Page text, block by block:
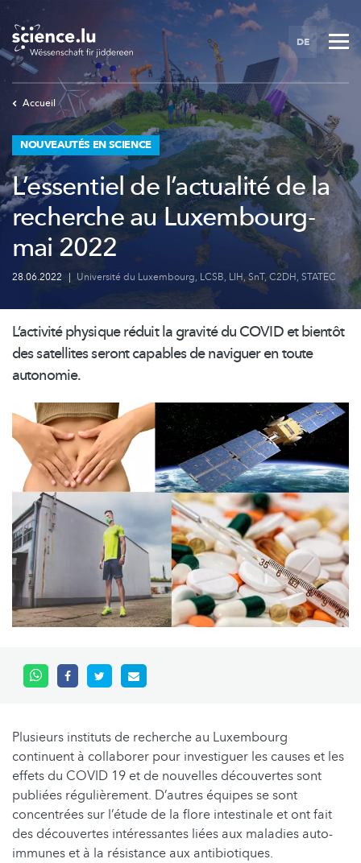
Skip
main
content
DE
Accueil
NOUVEAUTÉS EN SCIENCE
L’essentiel de l’actualité de la
recherche au Luxembourg-
mai 2022
28.06.2022 | Université du Luxembourg, LCSB, LIH,SnT, C2DH, STATEC
L’activité physique réduit la gravité du COVID et bientôt
des satellites seront capables de naviguer en toute
autonomie.
Plusieurs instituts de recherche au Luxembourg
continuent à collaborer pour investiguer les causes et les
effets du COVID 19 et de nouvelles découvertes sont
publiées régulièrement. D’autres équipes se sont
concentrées sur l’étude de la flore intestinale et ont fait
des découvertes intéressantes liées aux maladies auto-
immunes et à la résistance aux antibiotiques.